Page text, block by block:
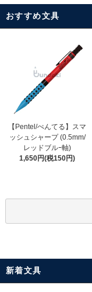
おすすめ文具
【Pentel/ぺんてる】スマ
ッシュシャープ (0.5mm/
レッドブルｰ軸)
1,650円(税150円)
新着文具